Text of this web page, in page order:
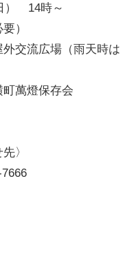
） 14時～
）
流広場（雨天時は
萬燈保存会
〉